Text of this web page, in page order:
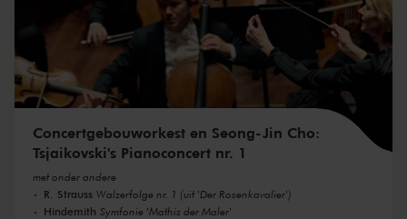
Concertgebouworkest en Seong-Jin Cho:
Tsjaikovski's Pianoconcert nr. 1
met onder andere
R. Strauss Walzerfolge nr. 1 (uit 'Der Rosenkavalier')
Hindemith Symfonie 'Mathis der Maler'